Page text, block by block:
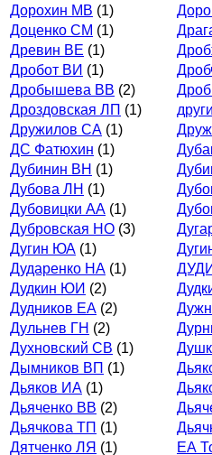
Дорохин МВ (1)
Доценко СМ (1)
Древин ВЕ (1)
Дробот ВИ (1)
Дробышева ВВ (2)
Дроздовская ЛП (1)
Дружилов СА (1)
ДС Фатюхин (1)
Дубинин ВН (1)
Дубова ЛН (1)
Дубовицки АА (1)
Дубровская НО (3)
Дугин ЮА (1)
Дударенко НА (1)
Дудкин ЮИ (2)
Дудников ЕА (2)
Дульнев ГН (2)
Духновский СВ (1)
Дымников ВП (1)
Дьяков ИА (1)
Дьяченко ВВ (2)
Дьячкова ТП (1)
Дятченко ЛЯ (1) ЕА